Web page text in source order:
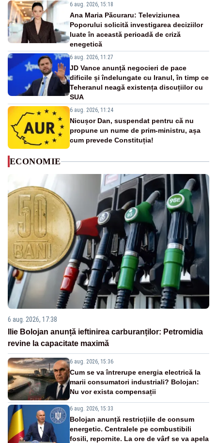
6 aug. 2026, 15:18
Ana Maria Păcuraru: Televiziunea
Poporului solicită investigarea deciziilor
luate în această perioadă de criză
enegetică
6 aug. 2026, 11:27
JD Vance anunță negocieri de pace
dificile și îndelungate cu Iranul, în timp ce
Teheranul neagă existența discuțiilor cu
SUA
6 aug. 2026, 11:24
Nicușor Dan, suspendat pentru că nu
propune un nume de prim-ministru, așa
cum prevede Constituția!
ECONOMIE
6 aug. 2026, 17:38
Ilie Bolojan anunță ieftinirea carburanților: Petromidia
revine la capacitate maximă
6 aug. 2026, 15:36
Cum se va întrerupe energia electrică la
marii consumatori industriali? Bolojan:
Nu vor exista compensații
6 aug. 2026, 15:33
Bolojan anunță restricțiile de consum
energetic. Centralele pe combustibili
fosili, repornite. La ore de vârf se va apela